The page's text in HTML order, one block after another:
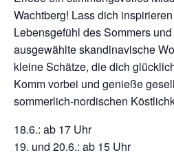
Wachtberg! Lass dich
Lebensgefühl des Sommers
ausgewählte skandinavische
kleine Schätze, die dich
Komm vorbei und genieße
sommerlich-nordischen
18.6.: ab 17 Uhr
19. und 20.6.: ab 15 Uhr